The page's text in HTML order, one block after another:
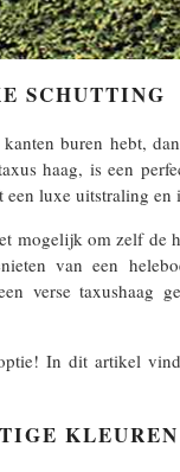
SCHUTTING
buren hebt,
haag, is een
luxe uitstraling
mogelijk om zelf de
van een
verse taxushaag
In dit artikel
KLEUREN